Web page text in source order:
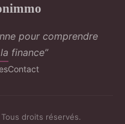
pour comprendre
finance”
Contact
droits réservés.